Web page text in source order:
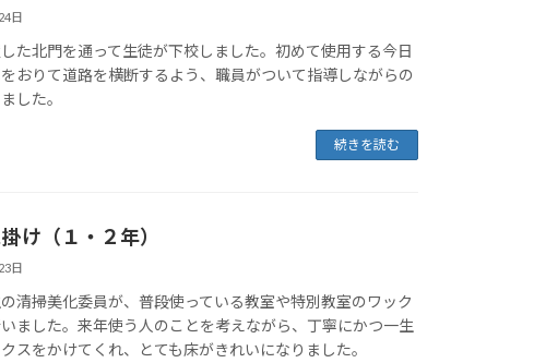
日
た北門を通って生徒が下校しました。初めて使用する今日
おりて道路を横断するよう、職員がついて指導しながらの
した。
続きを読む
け（１・２年）
日
清掃美化委員が、普段使っている教室や特別教室のワック
ました。来年使う人のことを考えながら、丁寧にかつ一生
スをかけてくれ、とても床がきれいになりました。